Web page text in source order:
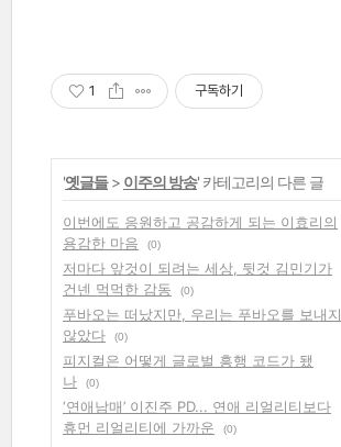
1 구독하기
'옛글들> 이주의 방송' 카테고리의 다른 글
이번에도 응원하고 공감하게 되는 이효리의
용감한 마음
(0)
저마다 앞것이 되려는 세상, 뒷것 김민기가
건넨 먹먹한 감동
(0)
푸바오는 떠났지만, 우리는 푸바오를 보내지
않았다
(0)
피지컬은 어떻게 글로벌 흥행 코드가 됐
나
(0)
‘연애남매’ 이진주 PD... 연애 리얼리티보다
휴먼 리얼리티에 가까운
(0)